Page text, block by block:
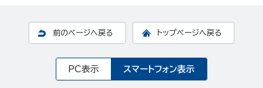
前のページへ戻る トップページへ戻る
PC表示 スマートフォン表示